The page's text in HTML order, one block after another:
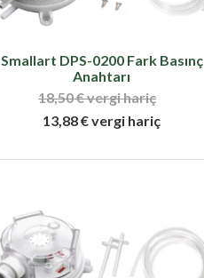
Smallart DPS-0200 Fark Basınç
Anahtarı
18,50 € vergi hariç
13,88 € vergi hariç